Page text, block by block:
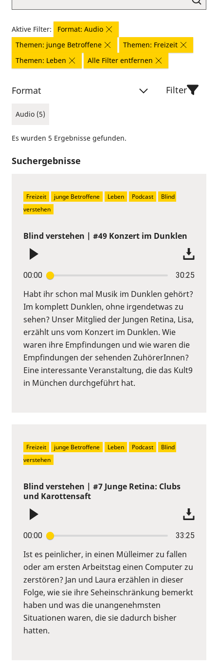
Aktive Filter:
Format: Audio
Themen: junge Betroffene
Themen: Freizeit
Themen: Leben
Alle Filter entfernen
Format
Audio (5)
Filter
Es wurden 5 Ergebnisse gefunden.
Suchergebnisse
Blind verstehen | #49 Konzert im Dunklen
00:00 30:25
Habt ihr schon mal Musik im Dunklen gehört?
Im komplett Dunklen, ohne irgendetwas zu
sehen? Unser Mitglied der Jungen Retina, Lisa,
erzählt uns vom Konzert im Dunklen. Wie
waren ihre Empfindungen und wie waren die
Empfindungen der sehenden ZuhörerInnen?
Eine interessante Veranstaltung, die das Kult9
in München durchgeführt hat.
Freizeit junge Betroffene Leben Podcast
Blind
verstehen
Blind verstehen | #7 Junge Retina: Clubs
und Karottensaft
00:00 33:25
Ist es peinlicher, in einen Mülleimer zu fallen
oder am ersten Arbeitstag einen Computer zu
zerstören? Jan und Laura erzählen in dieser
Folge, wie sie ihre Seheinschränkung bemerkt
haben und was die unangenehmsten
Situationen waren, die sie dadurch bisher
hatten.
Freizeit junge Betroffene Leben Podcast
Blind
verstehen